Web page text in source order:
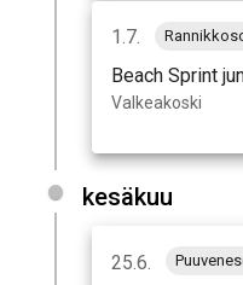
1.7.
Beach Sprint
Valkeakoski
kesäkuu
25.6.